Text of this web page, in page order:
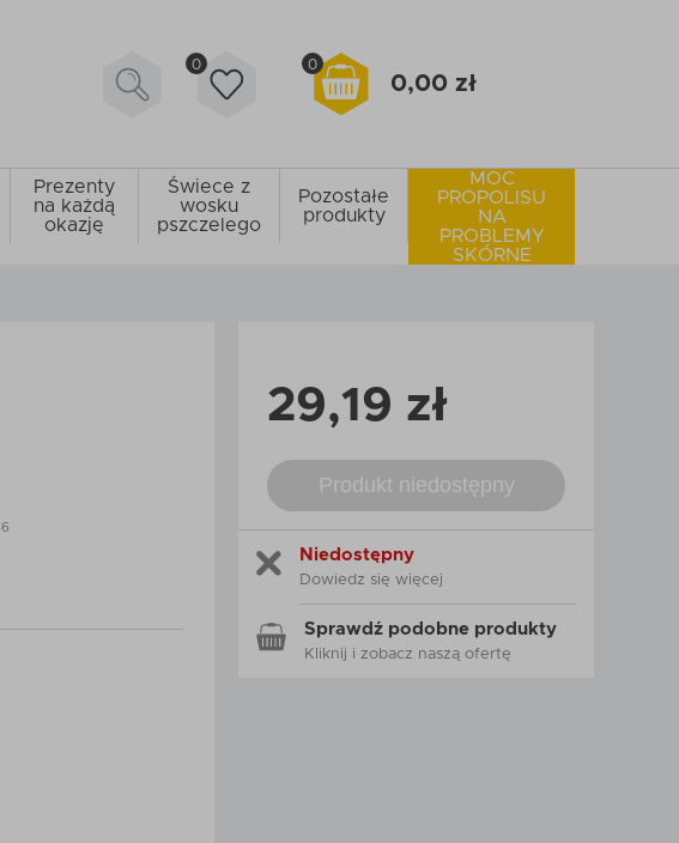
0 0
0,00 zł
Prezenty
na każdą
okazję
Świece z
wosku
pszczelego
Pozostałe
produkty
MOC
PROPOLISU
NA
PROBLEMY
SKÓRNE
29,19 zł
Produkt niedostępny
Niedostępny
Dowiedz się więcej
Sprawdź podobne produkty
Kliknij i zobacz naszą ofertę